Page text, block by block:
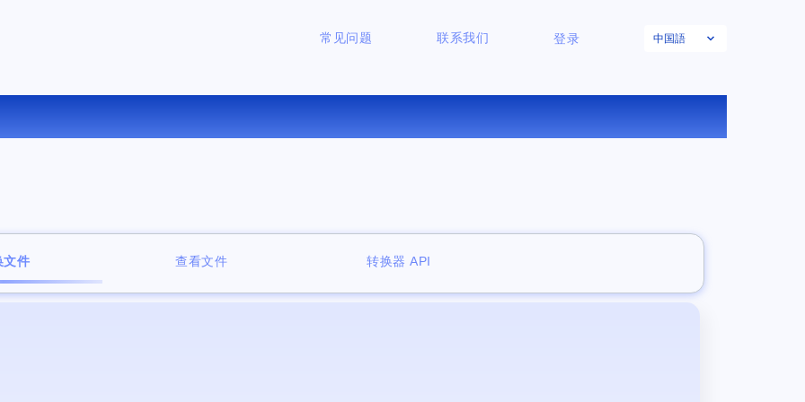
常见问题 联系我们 登录 中国語
在线将 EPUB 转换为 MOBI
文件 查看文件 转换器 API